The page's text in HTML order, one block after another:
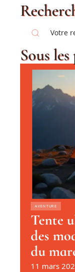
Sous
AVENTURE
Tente
des
du
11 mars